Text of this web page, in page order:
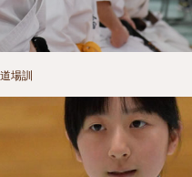
場訓